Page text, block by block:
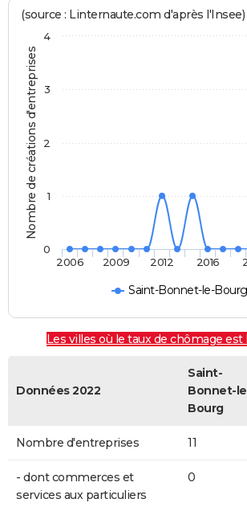
Nombre de créations d'entreprises
(source : Linternaute.com d'après l'Insee)
Saint-Bonnet-le-Bourg
2006 2009 2012 2016
0
1
2
3
4
Les villes où le taux de chômage est
Données 2022
Saint-
Bonnet-
Bourg
Nombre d'entreprises 11
- dont commerces et
services aux particuliers
0